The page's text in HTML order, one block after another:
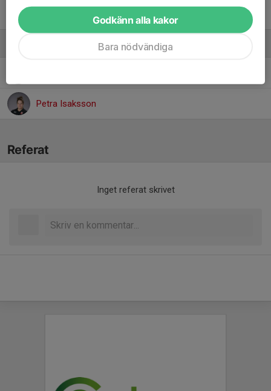
Petra Isaksson
Referat
Inget referat skrivet
Godkänn alla kakor
Bara nödvändiga